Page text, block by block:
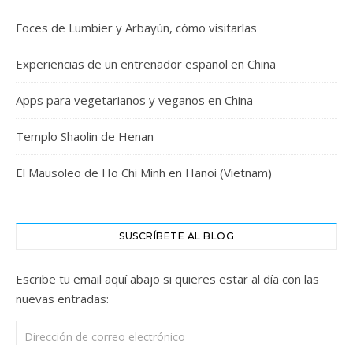
Foces de Lumbier y Arbayún, cómo visitarlas
Experiencias de un entrenador español en China
Apps para vegetarianos y veganos en China
Templo Shaolin de Henan
El Mausoleo de Ho Chi Minh en Hanoi (Vietnam)
SUSCRÍBETE AL BLOG
Escribe tu email aquí abajo si quieres estar al día con las
nuevas entradas:
Dirección de correo electrónico